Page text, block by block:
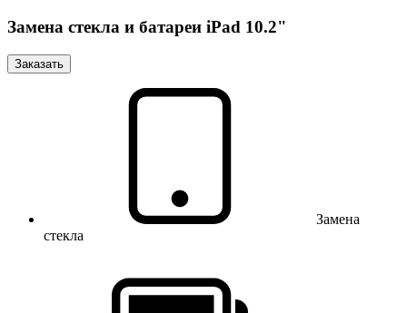
Замена стекла и батареи iPad 10.2"
Заказать
Замена
стекла